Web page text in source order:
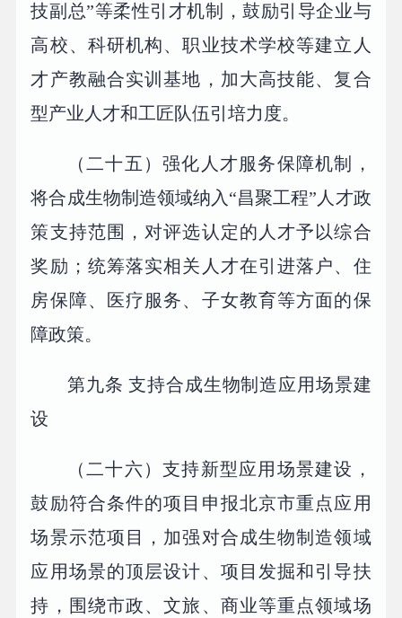
技副总”等柔性引才机制，鼓励引导企业与
高校、科研机构、职业技术学校等建立人
才产教融合实训基地，加大高技能、复合
型产业人才和工匠队伍引培力度。
（二十五）强化人才服务保障机制，
将合成生物制造领域纳入“昌聚工程”人才政
策支持范围，对评选认定的人才予以综合
奖励；统筹落实相关人才在引进落户、住
房保障、医疗服务、子女教育等方面的保
障政策。
第九条 支持合成生物制造应用场景建
设
（二十六）支持新型应用场景建设，
鼓励符合条件的项目申报北京市重点应用
场景示范项目，加强对合成生物制造领域
应用场景的顶层设计、项目发掘和引导扶
持，围绕市政、文旅、商业等重点领域场